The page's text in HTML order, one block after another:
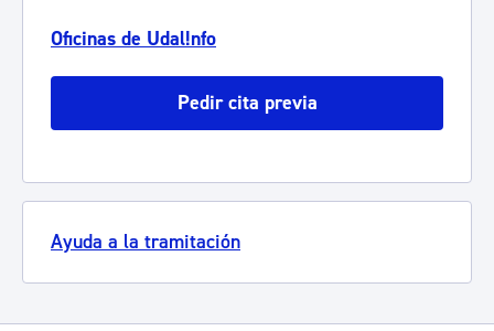
Oficinas de Udal!nfo
Pedir cita previa
Ayuda a la tramitación